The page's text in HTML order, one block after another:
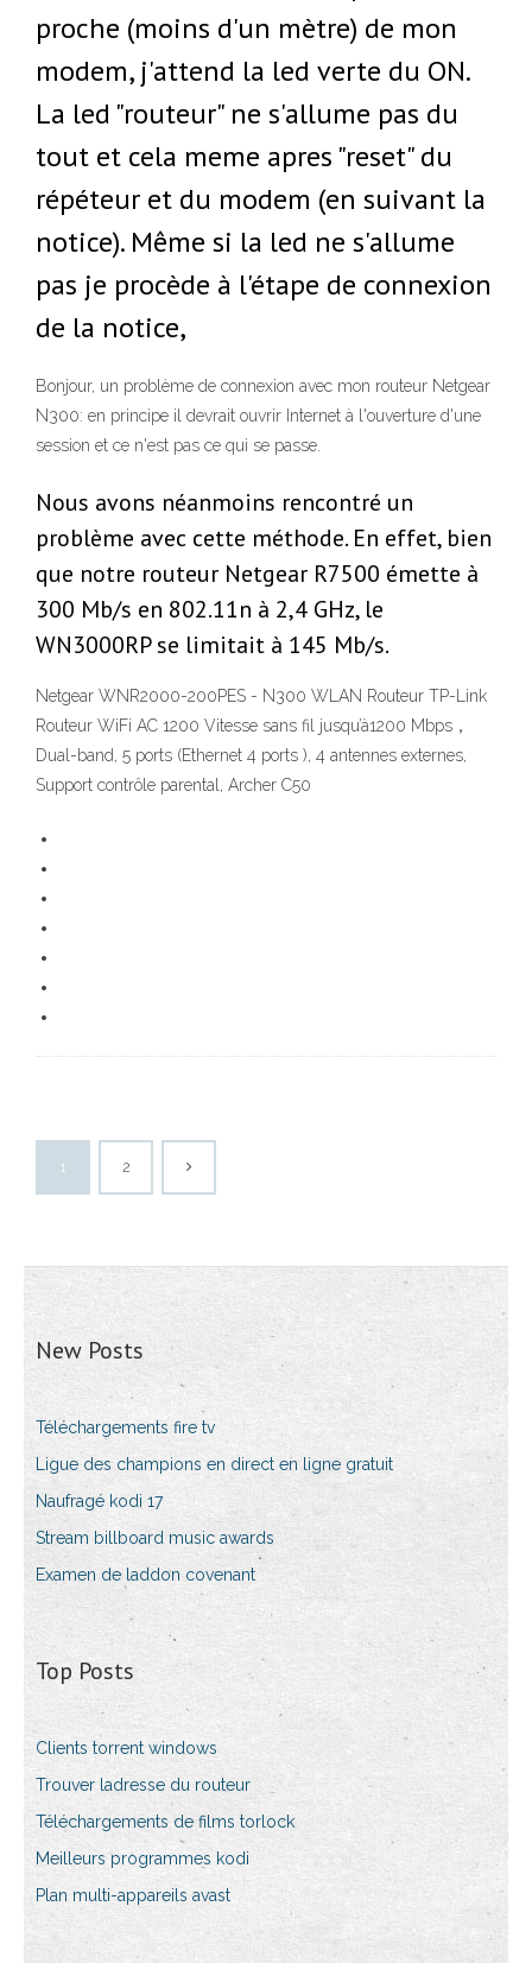
proche (moins d'un mètre) de mon
modem, j'attend la led verte du ON.
La led "routeur" ne s'allume pas du
tout et cela meme apres "reset" du
répéteur et du modem (en suivant la
notice). Même si la led ne s'allume
pas je procède à l'étape de connexion
de la notice,
Bonjour, un problème de connexion avec mon routeur Netgear
N300: en principe il devrait ouvrir Internet à l'ouverture d'une
session et ce n'est pas ce qui se passe.
Nous avons néanmoins rencontré un
problème avec cette méthode. En effet, bien
que notre routeur Netgear R7500 émette à
300 Mb/s en 802.11n à 2,4 GHz, le
WN3000RP se limitait à 145 Mb/s.
Netgear WNR2000-200PES - N300 WLAN Routeur TP-Link
Routeur WiFi AC 1200 Vitesse sans fil jusqu’à1200 Mbps，
Dual-band, 5 ports (Ethernet 4 ports ), 4 antennes externes,
Support contrôle parental, Archer C50
1 2
New Posts
Téléchargements fire tv
Ligue des champions en direct en ligne gratuit
Naufragé kodi 17
Stream billboard music awards
Examen de laddon covenant
Top Posts
Clients torrent windows
Trouver ladresse du routeur
Téléchargements de films torlock
Meilleurs programmes kodi
Plan multi-appareils avast